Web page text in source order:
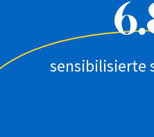
sensibilisierte